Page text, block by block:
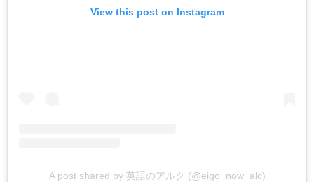
View this post on Instagram
A post shared by 英語のアルク (@eigo_now_alc)